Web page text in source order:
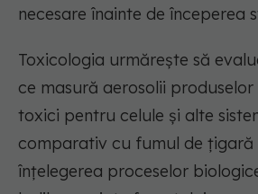
necesare înainte de începerea
Toxicologia urmărește să
ce masură aerosolii
toxici pentru celule și alte
comparativ cu fumul de țigară
înțelegerea proceselor